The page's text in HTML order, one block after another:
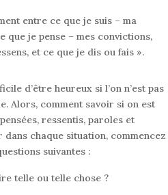
entre ce que je suis – ma
que je pense – mes convictions,
et ce que je dis ou fais ».
d’être heureux si l’on n’est pas
Alors, comment savoir si on est
ressentis, paroles et
chaque situation, commencez
suivantes :
telle ou telle chose ?